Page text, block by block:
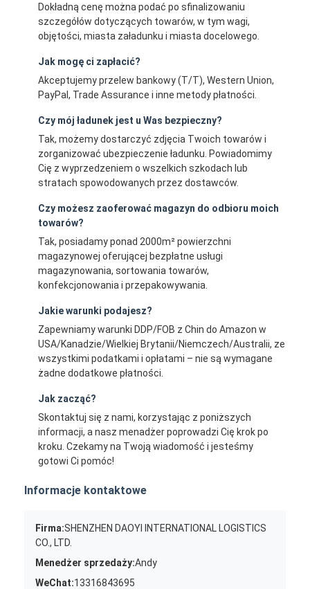
Dokładną cenę można podać po sfinalizowaniu
szczegółów dotyczących towarów, w tym wagi,
objętości, miasta załadunku i miasta docelowego.
Jak mogę ci zapłacić?
Akceptujemy przelew bankowy (T/T), Western Union,
PayPal, Trade Assurance i inne metody płatności.
Czy mój ładunek jest u Was bezpieczny?
Tak, możemy dostarczyć zdjęcia Twoich towarów i
zorganizować ubezpieczenie ładunku. Powiadomimy
Cię z wyprzedzeniem o wszelkich szkodach lub
stratach spowodowanych przez dostawców.
Czy możesz zaoferować magazyn do odbioru moich
towarów?
Tak, posiadamy ponad 2000m² powierzchni
magazynowej oferującej bezpłatne usługi
magazynowania, sortowania towarów,
konfekcjonowania i przepakowywania.
Jakie warunki podajesz?
Zapewniamy warunki DDP/FOB z Chin do Amazon w
USA/Kanadzie/Wielkiej Brytanii/Niemczech/Australii, ze
wszystkimi podatkami i opłatami – nie są wymagane
żadne dodatkowe płatności.
Jak zacząć?
Skontaktuj się z nami, korzystając z poniższych
informacji, a nasz menadżer poprowadzi Cię krok po
kroku. Czekamy na Twoją wiadomość i jesteśmy
gotowi Ci pomóc!
Informacje kontaktowe
Firma:SHENZHEN DAOYI INTERNATIONAL LOGISTICS
CO., LTD.
Menedżer sprzedaży:Andy
WeChat:13316843695